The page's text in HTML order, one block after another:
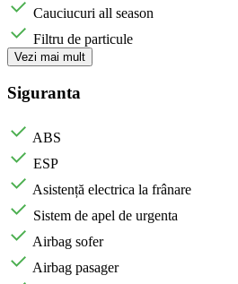
Cauciucuri all season
Filtru de particule
Vezi mai mult
Siguranta
ABS
ESP
Asistență electrica la frânare
Sistem de apel de urgenta
Airbag sofer
Airbag pasager